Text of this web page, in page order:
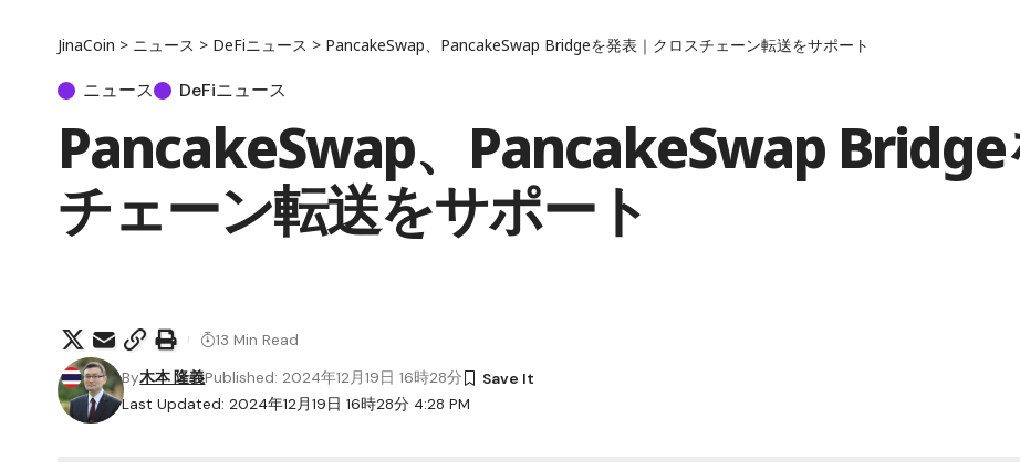
JinaCoin > ニュース > DeFiニュース > PancakeSwap、PancakeSwap Bridgeを発表｜クロスチェーン転送をサポート
ニュース DeFiニュース
PancakeSwap、PancakeSwap Bridge
チェーン転送をサポート
Last Updated: 2024年12月19日 16時28分 4:28 PM
By木本 隆義Published: 2024年12月19日 16時28分
13 Min Read